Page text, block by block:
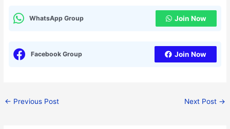
WhatsApp Group Join Now
Facebook Group Join Now
← Previous Post Next Post →